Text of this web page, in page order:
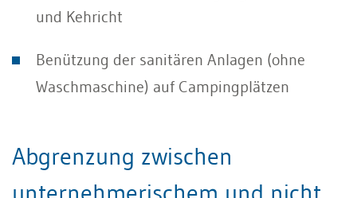
und Kehricht
Benützung der sanitären Anlagen (ohne
Waschmaschine) auf Campingplätzen
Abgrenzung zwischen